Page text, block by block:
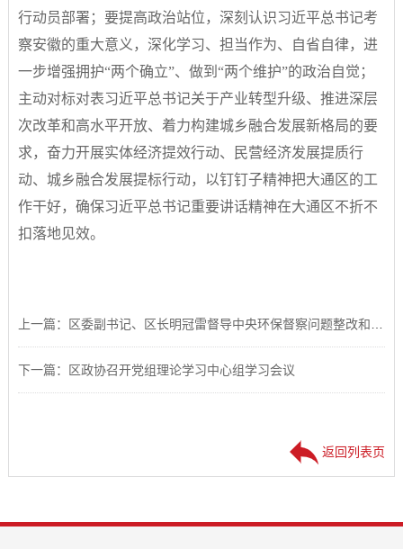
行动员部署；要提高政治站位，深刻认识习近平总书记考
察安徽的重大意义，深化学习、担当作为、自省自律，进
一步增强拥护“两个确立”、做到“两个维护”的政治自觉；
主动对标对表习近平总书记关于产业转型升级、推进深层
次改革和高水平开放、着力构建城乡融合发展新格局的要
求，奋力开展实体经济提效行动、民营经济发展提质行
动、城乡融合发展提标行动，以钉钉子精神把大通区的工
作干好，确保习近平总书记重要讲话精神在大通区不折不
扣落地见效。
下一篇：区政协召开党组理论学习中心组学习会议
返回列表页